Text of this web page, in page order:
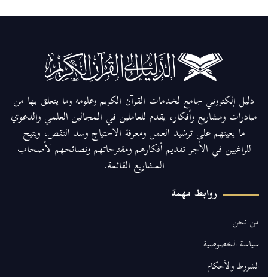
دليل إلكتروني جامع لخدمات القرآن الكريم وعلومه وما يتعلق بها من
مبادرات ومشاريع وأفكار، يقدم للعاملين في المجالين العلمي والدعوي
ما يعينهم على ترشيد العمل ومعرفة الاحتياج وسد النقص، ويتيح
للراغبين في الأجر تقديم أفكارهم ومقترحاتهم ونصائحهم لأصحاب
المشاريع القائمة.
روابط مهمة
من نحن
سياسة الخصوصية
الشروط والأحكام